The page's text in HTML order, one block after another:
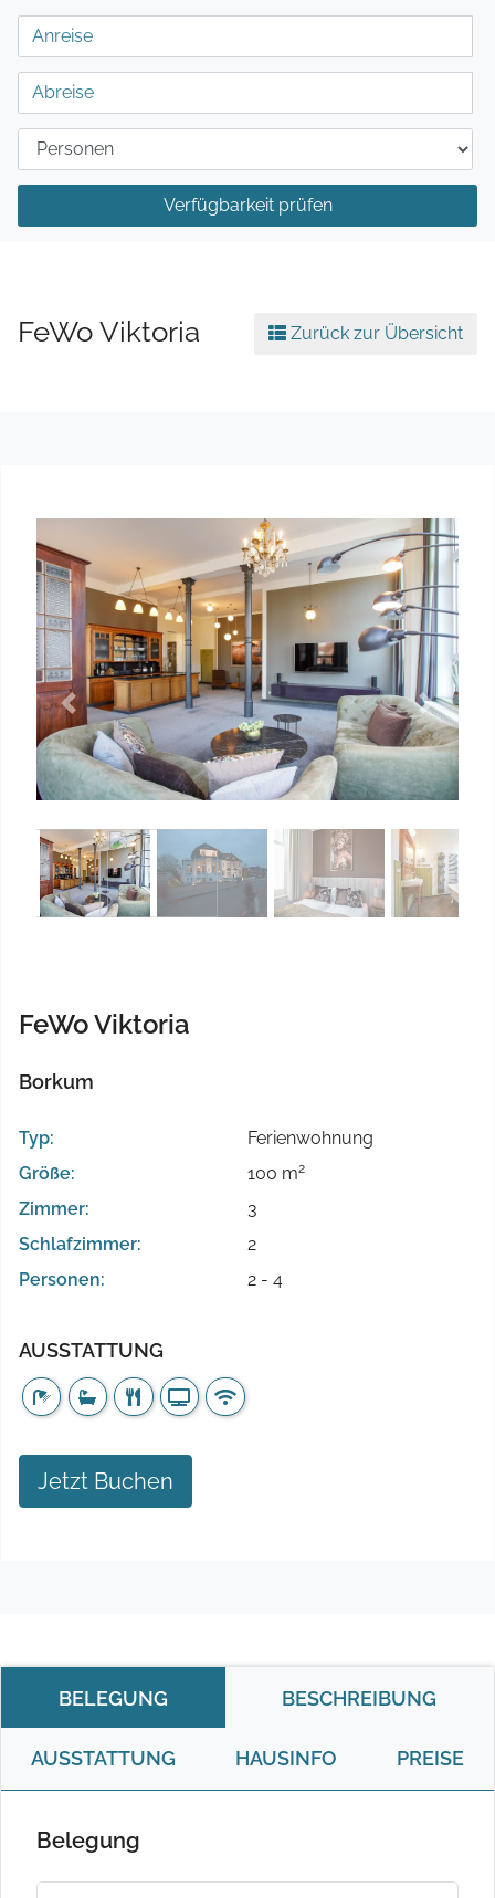
Verfügbarkeit prüfen
FeWo Viktoria Zurück zur Übersicht
Previous Next
FeWo Viktoria
Borkum
Typ:
Ferienwohnung
Größe:
100 m2
Zimmer:
3
Schlafzimmer:
2
Personen:
2 - 4
AUSSTATTUNG
Jetzt Buchen
BELEGUNG BESCHREIBUNG
AUSSTATTUNG HAUSINFO PREISE
Belegung